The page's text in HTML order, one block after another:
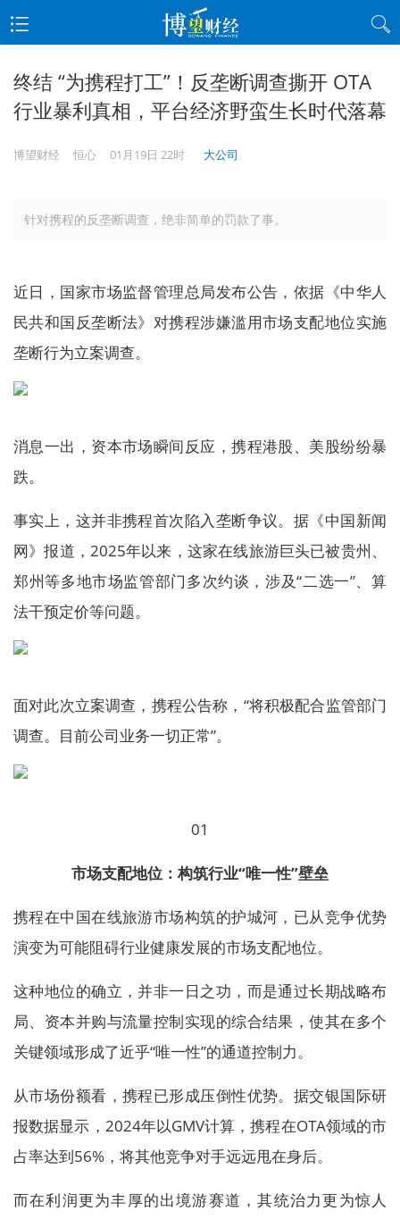
终结 “为携程打工”！反垄断调查撕开 OTA
行业暴利真相，平台经济野蛮生长时代落幕
博望财经 恒心 01月19日 22时 大公司
针对携程的反垄断调查，绝非简单的罚款了事。
近日，国家市场监督管理总局发布公告，依据《中华人
民共和国反垄断法》对携程涉嫌滥用市场支配地位实施
垄断行为立案调查。
消息一出，资本市场瞬间反应，携程港股、美股纷纷暴
跌。
事实上，这并非携程首次陷入垄断争议。据《中国新闻
网》报道，2025年以来，这家在线旅游巨头已被贵州、
郑州等多地市场监管部门多次约谈，涉及“二选一”、算
法干预定价等问题。
面对此次立案调查，携程公告称，“将积极配合监管部门
调查。目前公司业务一切正常”。
01
市场支配地位：构筑行业“唯一性”壁垒
携程在中国在线旅游市场构筑的护城河，已从竞争优势
演变为可能阻碍行业健康发展的市场支配地位。
这种地位的确立，并非一日之功，而是通过长期战略布
局、资本并购与流量控制实现的综合结果，使其在多个
关键领域形成了近乎“唯一性”的通道控制力。
从市场份额看，携程已形成压倒性优势。据交银国际研
报数据显示，2024年以GMV计算，携程在OTA领域的市
占率达到56%，将其他竞争对手远远甩在身后。
而在利润更为丰厚的出境游赛道，其统治力更为惊人